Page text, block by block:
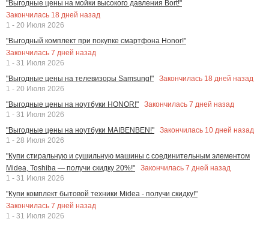
"Выгодные цены на мойки высокого давления Bort!"
Закончилась 18 дней назад
1 - 20 Июля 2026
"Выгодный комплект при покупке смартфона Honor!"
Закончилась 7 дней назад
1 - 31 Июля 2026
"Выгодные цены на телевизоры Samsung!"
Закончилась 18 дней назад
1 - 20 Июля 2026
"Выгодные цены на ноутбуки HONOR!"
Закончилась 7 дней назад
1 - 31 Июля 2026
"Выгодные цены на ноутбуки MAIBENBEN!"
Закончилась 10 дней назад
1 - 28 Июля 2026
"Купи стиральную и сушильную машины с соединительным элементом
Midea, Toshiba — получи скидку 20%!"
Закончилась 7 дней назад
1 - 31 Июля 2026
"Купи комплект бытовой техники Midea - получи скидку!"
Закончилась 7 дней назад
1 - 31 Июля 2026